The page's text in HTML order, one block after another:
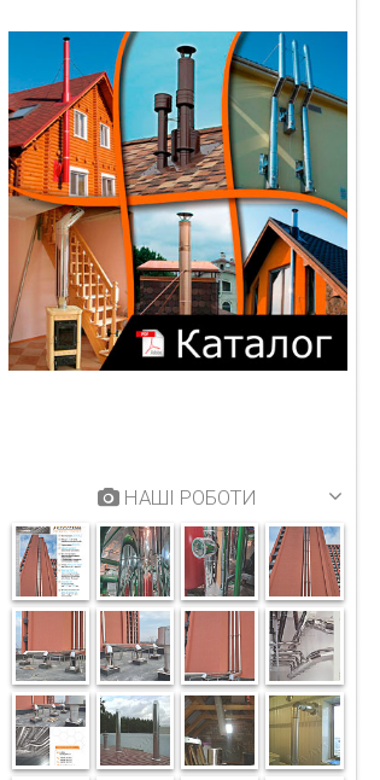
НАШІ РОБОТИ